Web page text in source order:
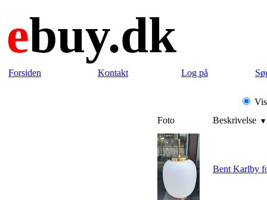
ebuy.dk
Forsiden Kontakt Log på
Foto
Beskrivelse
Bent Karlby